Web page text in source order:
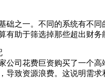
础之一。不同的系统有不同
有助于筛选掉那些超出财务
公司花费巨资购买了一个高
导致资源浪费。这说明需求